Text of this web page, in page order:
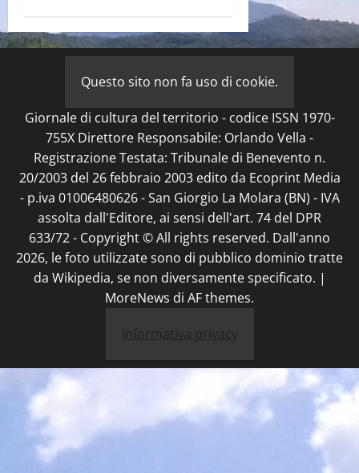
Questo sito non fa uso di cookie.
Giornale di cultura del territorio - codice ISSN 1970-
755X Direttore Responsabile: Orlando Vella -
Registrazione Testata: Tribunale di Benevento n.
20/2003 del 26 febbraio 2003 edito da Ecoprint Media
- p.iva 01006480626 - San Giorgio La Molara (BN) - IVA
assolta dall'Editore, ai sensi dell'art. 74 del DPR
633/72 - Copyright © All rights reserved. Dall'anno
2026, le foto utilizzate sono di pubblico dominio tratte
da Wikipedia, se non diversamente specificato. |
MoreNews di AF themes.
Informativa privacy